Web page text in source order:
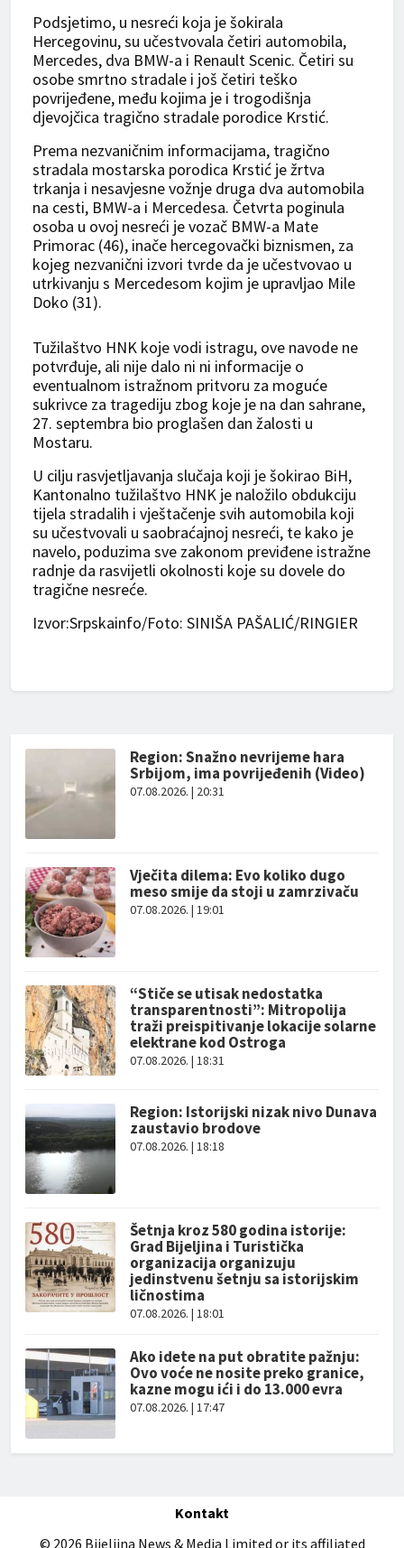
Podsjetimo, u nesreći koja je šokirala
Hercegovinu, su učestvovala četiri automobila,
Mercedes, dva BMW-a i Renault Scenic. Četiri su
osobe smrtno stradale i još četiri teško
povrijeđene, među kojima je i trogodišnja
djevojčica tragično stradale porodice Krstić.
Prema nezvaničnim informacijama, tragično
stradala mostarska porodica Krstić je žrtva
trkanja i nesavjesne vožnje druga dva automobila
na cesti, BMW-a i Mercedesa. Četvrta poginula
osoba u ovoj nesreći je vozač BMW-a Mate
Primorac (46), inače hercegovački biznismen, za
kojeg nezvanični izvori tvrde da je učestvovao u
utrkivanju s Mercedesom kojim je upravljao Mile
Doko (31).
Tužilaštvo HNK koje vodi istragu, ove navode ne
potvrđuje, ali nije dalo ni ni informacije o
eventualnom istražnom pritvoru za moguće
sukrivce za tragediju zbog koje je na dan sahrane,
27. septembra bio proglašen dan žalosti u
Mostaru.
U cilju rasvjetljavanja slučaja koji je šokirao BiH,
Kantonalno tužilaštvo HNK je naložilo obdukciju
tijela stradalih i vještačenje svih automobila koji
su učestvovali u saobraćajnoj nesreći, te kako je
navelo, poduzima sve zakonom previđene istražne
radnje da rasvijetli okolnosti koje su dovele do
tragične nesreće.
Izvor:Srpskainfo/Foto: SINIŠA PAŠALIĆ/RINGIER
Region: Snažno nevrijeme hara
Srbijom, ima povrijeđenih (Video)
07.08.2026. | 20:31
Vječita dilema: Evo koliko dugo
meso smije da stoji u zamrzivaču
07.08.2026. | 19:01
“Stiče se utisak nedostatka
transparentnosti”: Mitropolija
traži preispitivanje lokacije solarne
elektrane kod Ostroga
07.08.2026. | 18:31
Region: Istorijski nizak nivo Dunava
zaustavio brodove
07.08.2026. | 18:18
Šetnja kroz 580 godina istorije:
Grad Bijeljina i Turistička
organizacija organizuju
jedinstvenu šetnju sa istorijskim
ličnostima
07.08.2026. | 18:01
Ako idete na put obratite pažnju:
Ovo voće ne nosite preko granice,
kazne mogu ići i do 13.000 evra
07.08.2026. | 17:47
Kontakt
© 2026 Bijeljina News & Media Limited or its affiliated